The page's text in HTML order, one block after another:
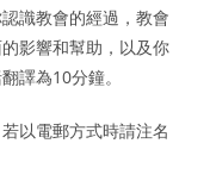
識教會的經過，教會
影響和幫助，以及你
譯為10分鐘。
以電郵方式時請注名